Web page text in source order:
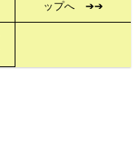
ップへ ➔➔